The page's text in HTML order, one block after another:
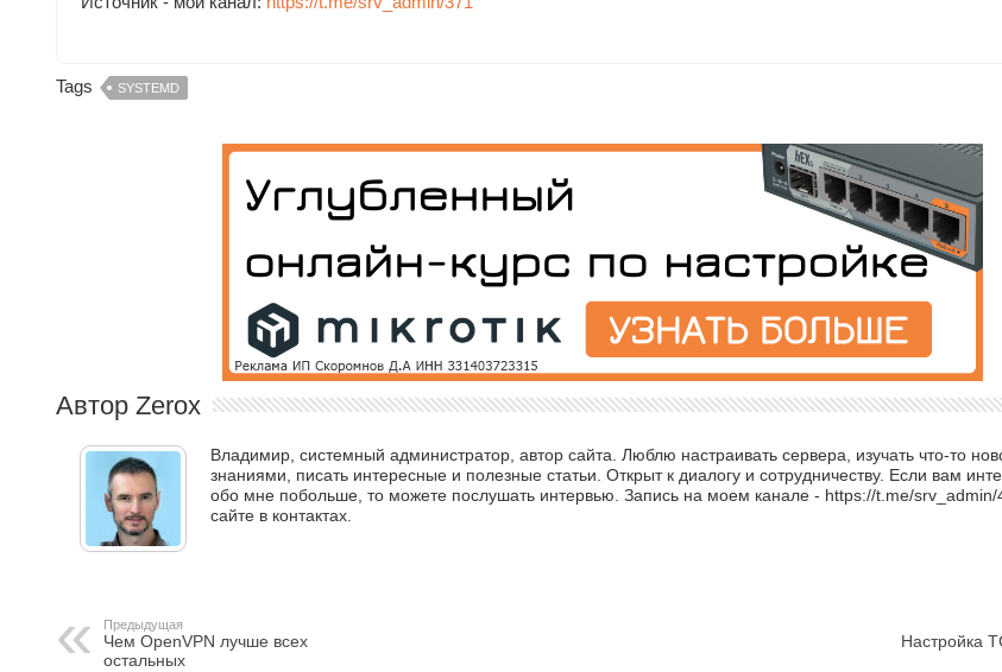
Tags SYSTEMD
Автор Zerox
Владимир, системный администратор, автор сайта. Люблю настраивать сервера, изучать что-то
знаниями, писать интересные и полезные статьи. Открыт к диалогу и сотрудничеству. Если вам
обо мне побольше, то можете послушать интервью. Запись на моем канале - https://t.me/srv_admin/
сайте в контактах.
Предыдущая
Чем OpenVPN лучше всех
остальных
Настройка